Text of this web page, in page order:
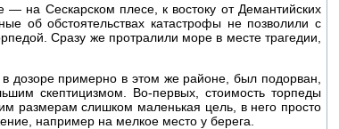
на Сескарском плесе, к востоку от Демантийских
об обстоятельствах катастрофы не позволили с
Сразу же протралили море в месте трагедии,
примерно в этом же районе, был подорван,
скептицизмом. Во-первых, стоимость торпеды
размерам слишком маленькая цель, в него просто
например на мелкое место у берега.